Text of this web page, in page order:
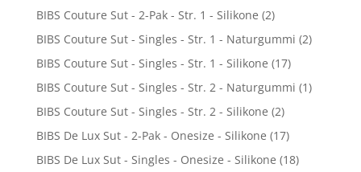
BIBS Couture Sut - 2-Pak - Str. 1 - Silikone (2)
BIBS Couture Sut - Singles - Str. 1 - Naturgummi (2)
BIBS Couture Sut - Singles - Str. 1 - Silikone (17)
BIBS Couture Sut - Singles - Str. 2 - Naturgummi (1)
BIBS Couture Sut - Singles - Str. 2 - Silikone (2)
BIBS De Lux Sut - 2-Pak - Onesize - Silikone (17)
BIBS De Lux Sut - Singles - Onesize - Silikone (18)